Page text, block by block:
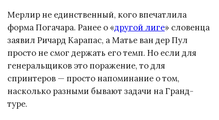
Мерлир не единственный, кого впечатлила
форма Погачара. Ранее о «другой лиге» словенца
заявил Ричард Карапас, а Матье ван дер Пул
просто не смог держать его темп. Но если для
генеральщиков это поражение, то для
спринтеров — просто напоминание о том,
насколько разными бывают задачи на Гранд-
туре.